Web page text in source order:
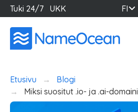
Tuki 24/7 UKK FI
Etusivu
Blogi
Miksi suositut .io- ja .ai-